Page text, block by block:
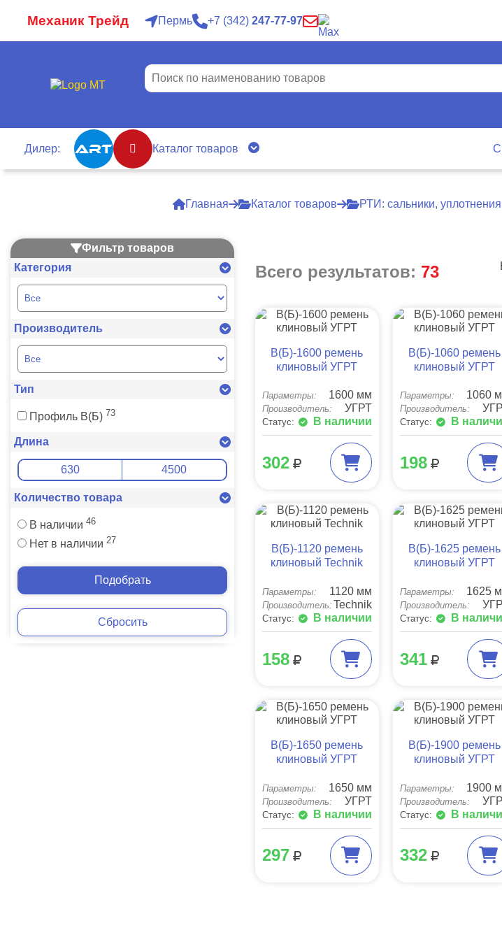
Механик Трейд Пермь 7 342 247-77-97
Дилер: Каталог товаров
Главная Каталог товаров РТИ: сальники,
Фильтр товаров
Категория
Производитель
Тип
Профиль B(Б) 73
Длина
Количество товара
В наличии 46
Нет в наличии 27
Подобрать
Сбросить
Всего результатов: 73
B(Б)-1600 ремень
клиновый УГРТ
Параметры: 1600 мм
Производитель: УГРТ
Статус: В наличии
302
B(Б)-1060 ремень
клиновый УГРТ
Параметры: 1060
Производитель:
Статус: В
198
B(Б)-1120 ремень
клиновый Technik
Параметры: 1120 мм
Производитель: Technik
Статус: В наличии
158
B(Б)-1625 ремень
клиновый УГРТ
Параметры: 1625
Производитель:
Статус: В
341
B(Б)-1650 ремень
клиновый УГРТ
Параметры: 1650 мм
Производитель: УГРТ
Статус: В наличии
297
B(Б)-1900 ремень
клиновый УГРТ
Параметры: 1900
Производитель:
Статус: В
332